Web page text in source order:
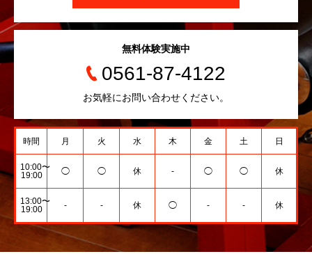
無料体験実施中
0561-87-4122
お気軽にお問い合わせください。
時間 月 火 水 木 金 土 日
10:00〜
19:00
◯ ◯ 休 - ◯ ◯ 休
13:00〜
19:00
- - 休 ◯ - - 休